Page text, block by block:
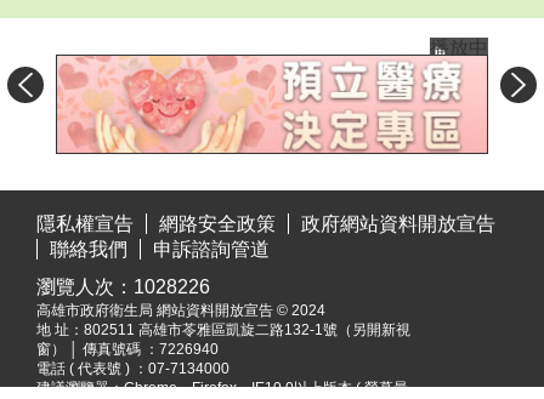
播放中
目
療
隱私權宣告
網路安全政策
政府網站資料開放宣告
聯絡我們
申訴諮詢管道
瀏覽人次： 1028226
高雄市政府衛生局 網站資料開放宣告 © 2024
地 址： 802511 高雄市苓雅區凱旋二路132-1號（另開新視
窗）
│ 傳真號碼 ：7226940
電話 ( 代表號 ) ：07-7134000
建議瀏覽器：Chrome，Firefox，IE10.0以上版本 ( 螢幕最